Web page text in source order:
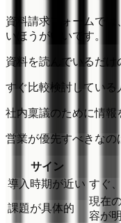
資料請求フォームで
いほうがいいです。
資料を読んでいるだけ
すぐ比較検討している
社内稟議のために情報
営業が優先すべきなの
サイン
導入時期が近い すぐ
課題が具体的
現在
容が